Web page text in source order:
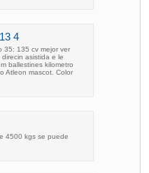
4
35: 135 cv mejor ver
asistida e le
ballestines kilometro
Atleon mascot. Color
4500 kgs se puede